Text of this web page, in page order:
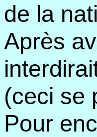
de la
Après
(ceci se
Pour